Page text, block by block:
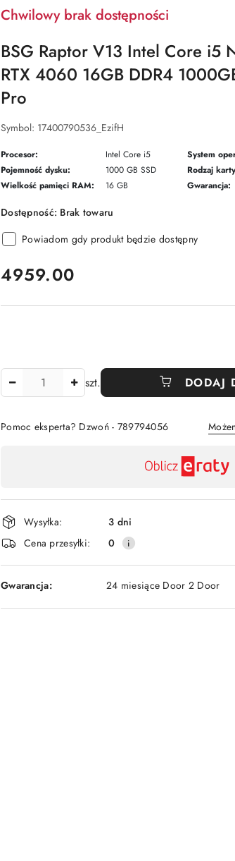
Chwilowy brak dostępności
BSG Raptor V13 Intel Core i5
RTX 4060 16GB DDR4
Pro
Symbol: 17400790536_EzifH
Procesor: Intel Core i5 System
Pojemność dysku:
1000 GB SSD Rodzaj
Wielkość pamięci RAM:
16 GB Gwarancja:
Dostępność: Brak towaru
Powiadom gdy produkt będzie dostępny
cena:
4959.00
szt. DODAJ
Pomoc eksperta? Dzwoń - 789794056
płatność
i
dostawa
Wysyłka:
3 dni
Cena przesyłki:
0
Gwarancja: 24 miesiące Door 2 Door